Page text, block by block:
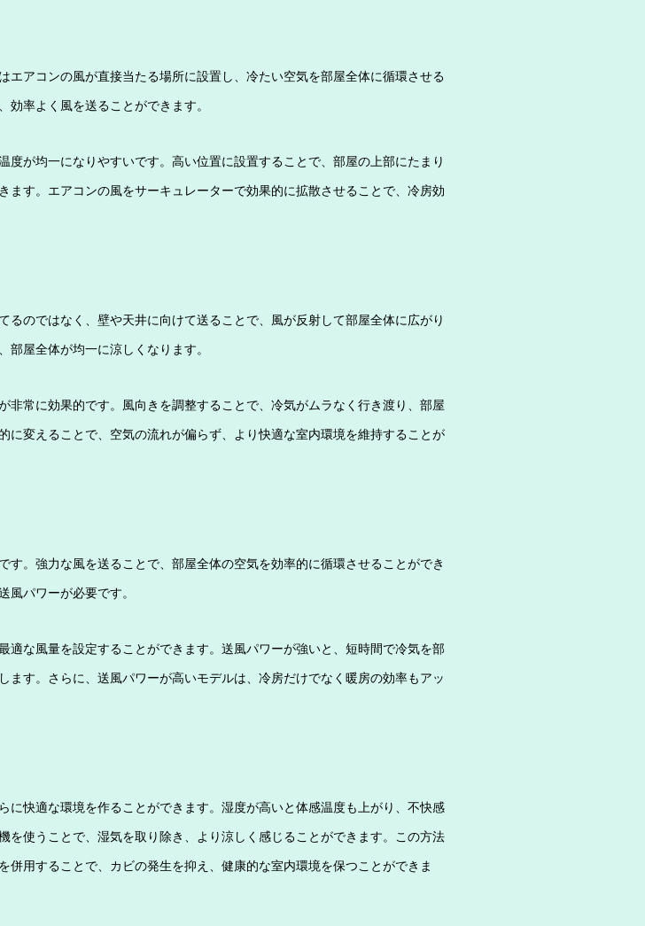
アコンの風が直接当たる場所に設置し、冷たい空気を部屋全体に循環させる
率よく風を送ることができます。
が均一になりやすいです。高い位置に設置することで、部屋の上部にたまり
す。エアコンの風をサーキュレーターで効果的に拡散させることで、冷房効
のではなく、壁や天井に向けて送ることで、風が反射して部屋全体に広がり
部屋全体が均一に涼しくなります。
常に効果的です。風向きを調整することで、冷気がムラなく行き渡り、部屋
変えることで、空気の流れが偏らず、より快適な室内環境を維持することが
。強力な風を送ることで、部屋全体の空気を効率的に循環させることができ
風パワーが必要です。
適な風量を設定することができます。送風パワーが強いと、短時間で冷気を部
す。さらに、送風パワーが高いモデルは、冷房だけでなく暖房の効率もアッ
快適な環境を作ることができます。湿度が高いと体感温度も上がり、不快感
使うことで、湿気を取り除き、より涼しく感じることができます。この方法
用することで、カビの発生を抑え、健康的な室内環境を保つことができま